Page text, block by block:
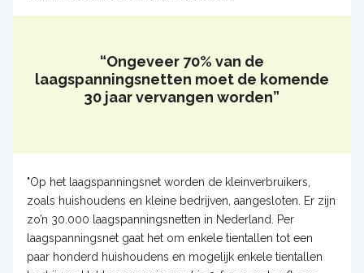
“Ongeveer 70% van de
laagspanningsnetten moet de komende
30 jaar vervangen worden”
"Op het laagspanningsnet worden de kleinverbruikers,
zoals huishoudens en kleine bedrijven, aangesloten. Er zijn
zo’n 30.000 laagspanningsnetten in Nederland. Per
laagspanningsnet gaat het om enkele tientallen tot een
paar honderd huishoudens en mogelijk enkele tientallen